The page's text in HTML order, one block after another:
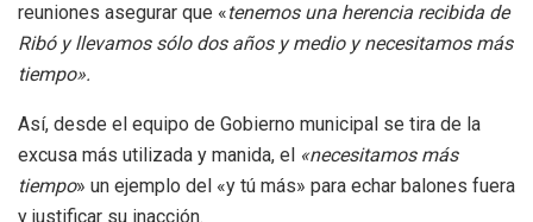
reuniones asegurar que «tenemos una herencia recibida de
Ribó y llevamos sólo dos años y medio y necesitamos más
tiempo».
Así, desde el equipo de Gobierno municipal se tira de la
excusa más utilizada y manida, el «necesitamos más
tiempo» un ejemplo del «y tú más» para echar balones fuera
y justificar su inacción.